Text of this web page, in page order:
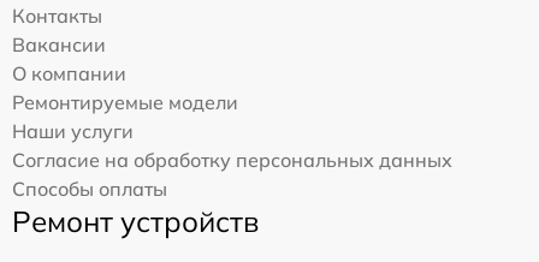
Контакты
Вакансии
О компании
Ремонтируемые модели
Наши услуги
Согласие на обработку персональных данных
Способы оплаты
Ремонт устройств